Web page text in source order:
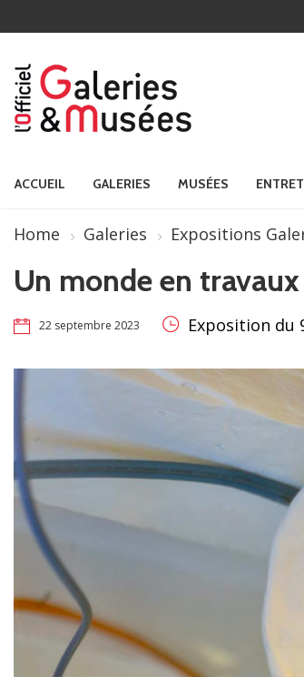
ACCUEIL GALERIES MUSÉES
Home Galeries Expositions
Un monde en
22 septembre 2023 Exposition du